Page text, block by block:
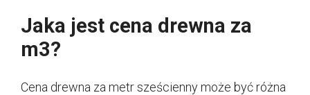
Jaka jest cena drewna za
m3?
Cena drewna za metr sześcienny może być różna